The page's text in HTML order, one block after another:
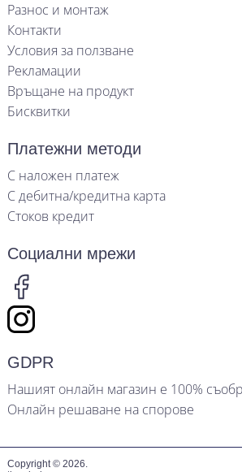
Разнос и монтаж
Контакти
Условия за ползване
Рекламации
Връщане на продукт
Бисквитки
Платежни методи
С наложен платеж
С дебитна/кредитна карта
Стоков кредит
Социални мрежи
GDPR
Нашият онлайн магазин е 100%
Онлайн решаване на спорове
Copyright © 2026.